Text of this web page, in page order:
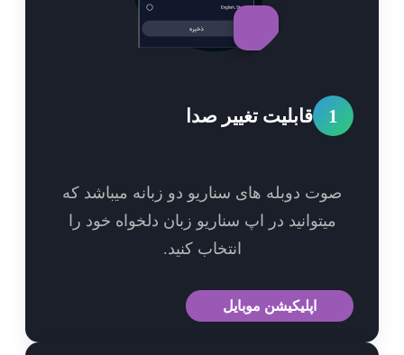
قابلیت تغییر صدا
دوبله های سناریو دو زبانه میباشد که
میتوانید در اپ سناریو زبان دلخواه خود را
انتخاب کنید.
اپلیکیشن موبایل